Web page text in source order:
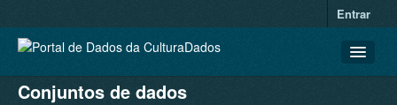
Entrar
CONJUNTOS DE DADOS
Conjuntos de dados